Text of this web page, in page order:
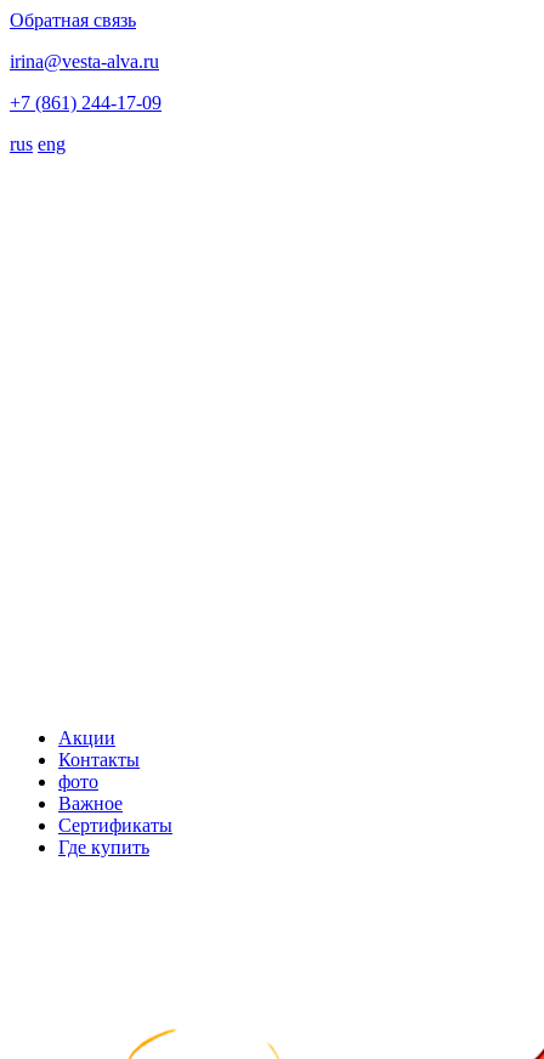
Обратная связь
irina@vesta-alva.ru
+7 (861) 244-17-09
rus eng
Акции
Контакты
фото
Важное
Сертификаты
Где купить